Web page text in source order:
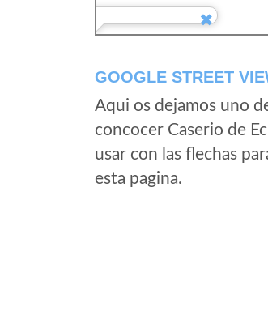
GOOGLE STREET
Aqui os dejamos uno
concocer Caserio de
usar con las flechas
esta pagina.